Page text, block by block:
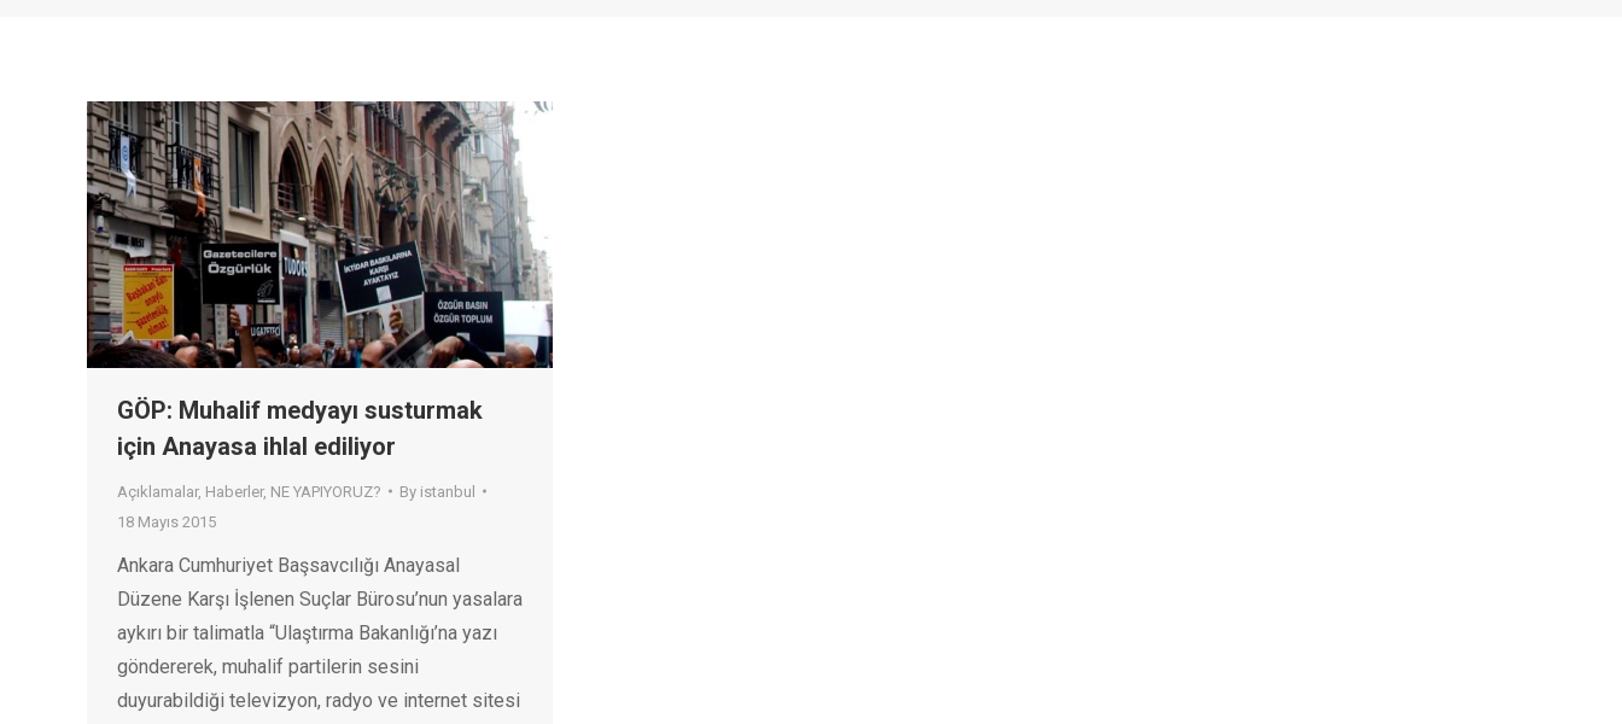
GÖP: Muhalif medyayı susturmak
için Anayasa ihlal ediliyor
Açıklamalar, Haberler, NE YAPIYORUZ? By istanbul
18 Mayıs 2015
Ankara Cumhuriyet Başsavcılığı Anayasal
Düzene Karşı İşlenen Suçlar Bürosu’nun yasalara
aykırı bir talimatla “Ulaştırma Bakanlığı’na yazı
göndererek, muhalif partilerin sesini
duyurabildiği televizyon, radyo ve internet sitesi